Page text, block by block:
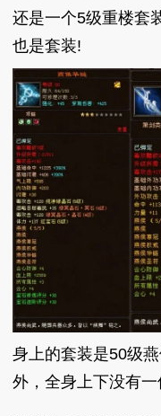
还是一个5级重楼
也是套装!
身上的套装是50级
外，全身上下没有一